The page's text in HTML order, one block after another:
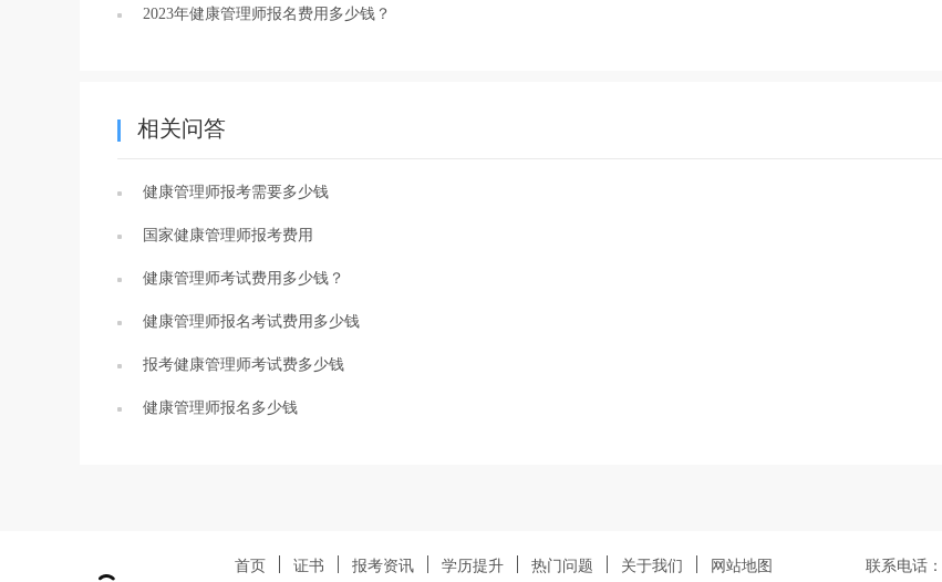
2023年健康管理师报名费用多少钱？
相关问答
健康管理师报考需要多少钱
国家健康管理师报考费用
健康管理师考试费用多少钱？
健康管理师报名考试费用多少钱
报考健康管理师考试费多少钱
健康管理师报名多少钱
首页 证书 报考资讯 学历提升 热门问题 关于我们 网站地图 联系电话：